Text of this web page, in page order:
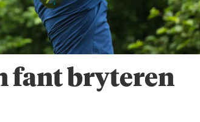
fant bryteren